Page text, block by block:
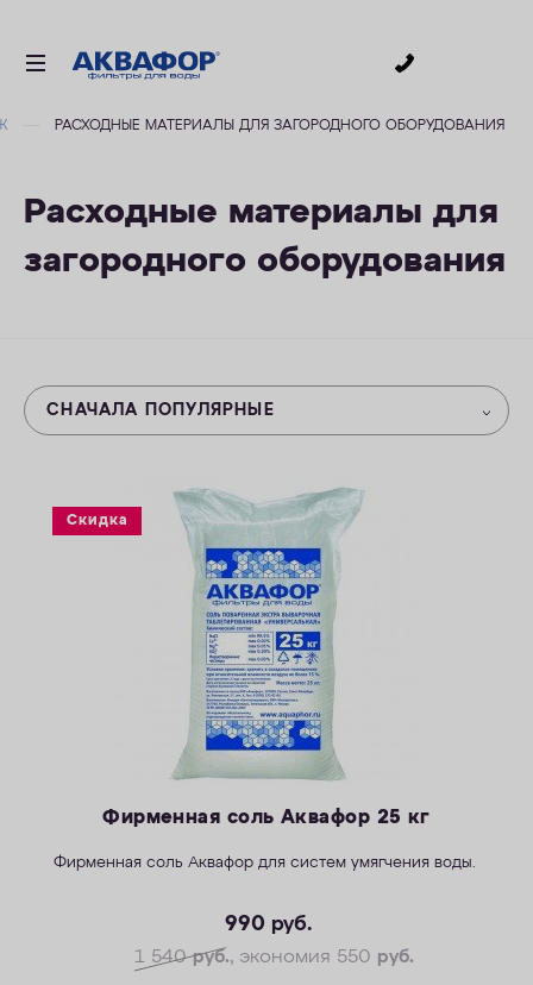
ДЛЯ ВАННОЙ
В КОТТЕДЖ
УСЛУГИ
РАСХОДНЫЕ МАТЕРИАЛЫ ДЛЯ ЗАГОРОДНОГО ОБОРУДОВАНИЯ
Расходные материалы для
загородного оборудования
СНАЧАЛА ПОПУЛЯРНЫЕ
Скидка
Фирменная соль Аквафор 25 кг
Фирменная соль Аквафор для систем умягчения воды.
990 руб.
1 540руб., экономия 550 руб.